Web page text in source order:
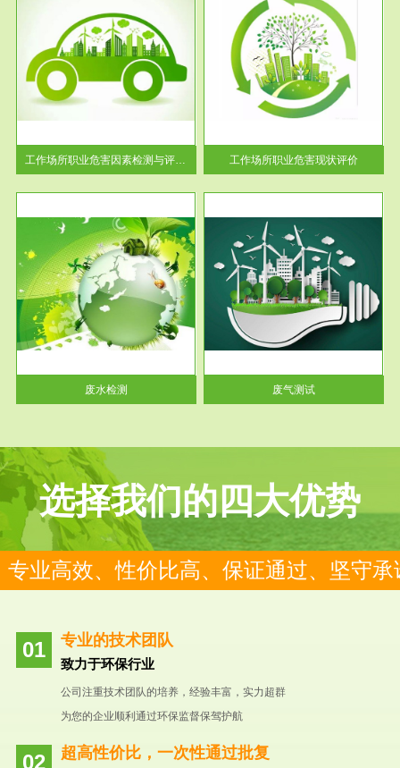
工作场所职业危害因素检测与评价...
服务范围
工作场所职业危害现状评价
【现状评价意义】：具体因素---
-通过质谱分析等多种手段明确
工作场...
工作场所职业危害现状评价
废水检测
服务范围
废气测试
检测范围工业废气检测包括有机
废气和无机废气。有机废气主要
包括...
废气测试
选择我们的四大优势
专业高效、性价比高、保证通过、坚守承
专业的技术团队
致力于环保行业
公司注重技术团队的培养，经验丰富，实力超群
为您的企业顺利通过环保监督保驾护航
超高性价比，一次性通过批复